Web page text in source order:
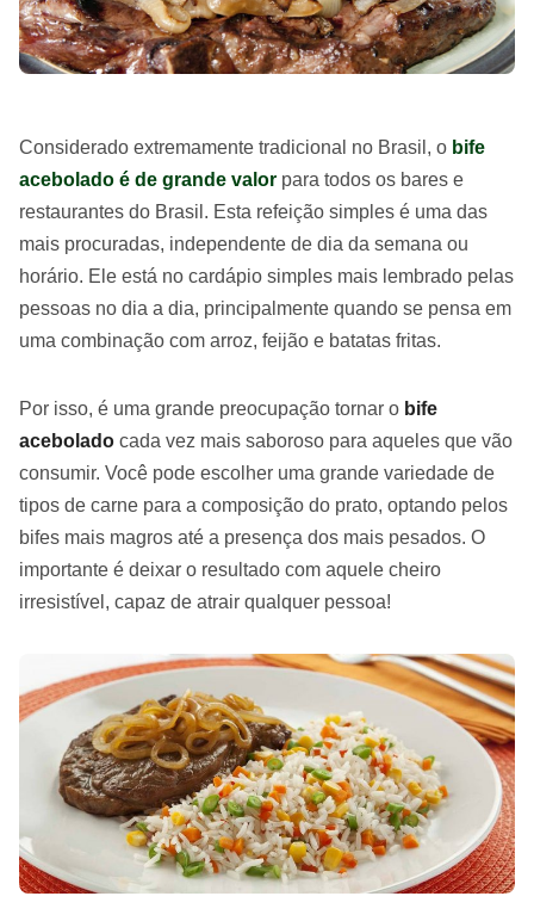
Considerado extremamente tradicional no Brasil, o bife
acebolado é de grande valor para todos os bares e
restaurantes do Brasil. Esta refeição simples é uma das
mais procuradas, independente de dia da semana ou
horário. Ele está no cardápio simples mais lembrado pelas
pessoas no dia a dia, principalmente quando se pensa em
uma combinação com arroz, feijão e batatas fritas.
Por isso, é uma grande preocupação tornar o bife
acebolado cada vez mais saboroso para aqueles que vão
consumir. Você pode escolher uma grande variedade de
tipos de carne para a composição do prato, optando pelos
bifes mais magros até a presença dos mais pesados. O
importante é deixar o resultado com aquele cheiro
irresistível, capaz de atrair qualquer pessoa!